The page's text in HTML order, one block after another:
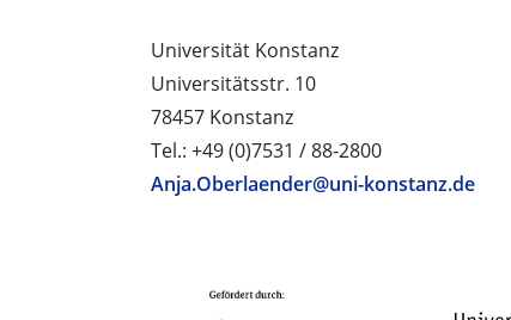
Universität Konstanz
Universitätsstr. 10
78457 Konstanz
Tel.: +49 (0)7531 / 88-2800
Anja.Oberlaender@uni-konstanz.de